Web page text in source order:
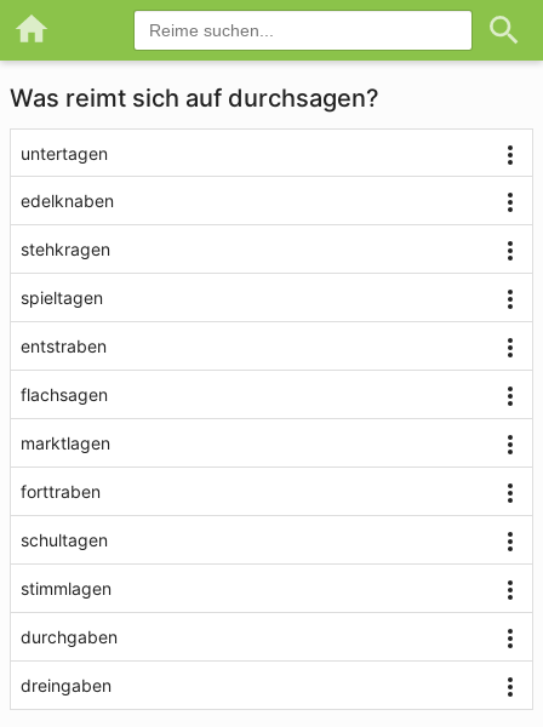
Was reimt sich auf durchsagen?
untertagen
edelknaben
stehkragen
spieltagen
entstraben
flachsagen
marktlagen
forttraben
schultagen
stimmlagen
durchgaben
dreingaben